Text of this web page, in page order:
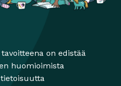
on edistää
huomioimista